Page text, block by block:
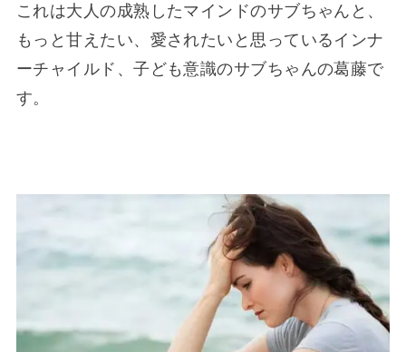
これは大人の成熟したマインドのサブちゃんと、
もっと甘えたい、愛されたいと思っているインナ
ーチャイルド、子ども意識のサブちゃんの葛藤で
す。